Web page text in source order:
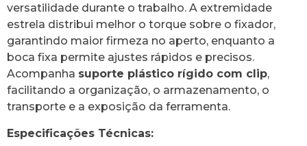
versatilidade durante o trabalho. A extremidade
estrela distribui melhor o torque sobre o fixador,
garantindo maior firmeza no aperto, enquanto a
boca fixa permite ajustes rápidos e precisos.
Acompanha suporte plástico rígido com clip,
facilitando a organização, o armazenamento, o
transporte e a exposição da ferramenta.
Especificações Técnicas: